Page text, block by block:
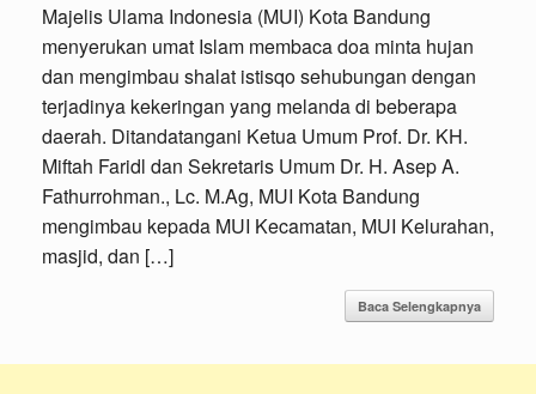
Majelis Ulama Indonesia (MUI) Kota Bandung
menyerukan umat Islam membaca doa minta hujan
dan mengimbau shalat istisqo sehubungan dengan
terjadinya kekeringan yang melanda di beberapa
daerah. Ditandatangani Ketua Umum Prof. Dr. KH.
Miftah Faridl dan Sekretaris Umum Dr. H. Asep A.
Fathurrohman., Lc. M.Ag, MUI Kota Bandung
mengimbau kepada MUI Kecamatan, MUI Kelurahan,
masjid, dan […]
Baca Selengkapnya